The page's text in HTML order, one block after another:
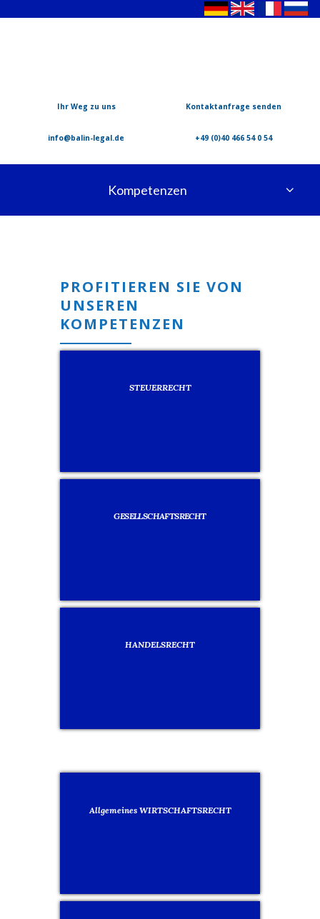
Ihr Weg zu uns Kontaktanfrage senden
info@balin-legal.de +49 (0)40 466 54 0 54
Kompetenzen
PROFITIEREN SIE VON
UNSEREN
KOMPETENZEN
STEUERRECHT
GESELLSCHAFTSRECHT
HANDELSRECHT
Allgemeines WIRTSCHAFTSRECHT